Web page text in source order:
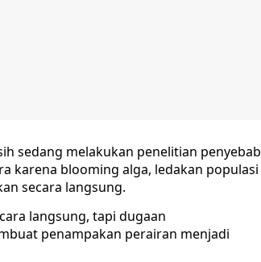
sedang melakukan penelitian penyebab
karena blooming alga, ledakan populasi
secara langsung.
langsung, tapi dugaan
penampakan perairan menjadi